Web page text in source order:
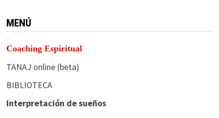
MENÚ
Coaching Espiritual
TANAJ online (beta)
BIBLIOTECA
Interpretación de sueños